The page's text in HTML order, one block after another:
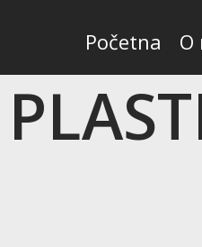
Početna O